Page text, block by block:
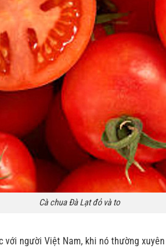
Cà chua Đà Lạt đỏ và to
với người Việt Nam, khi nó thường